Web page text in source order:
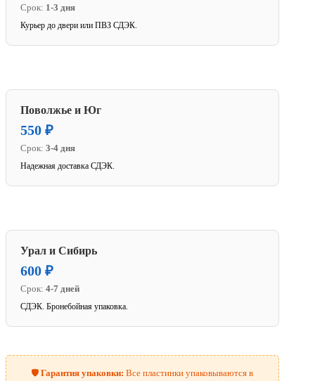
Срок: 1-3 дня
Курьер до двери или ПВЗ СДЭК.
Поволжье и Юг
550 ₽
Срок: 3-4 дня
Надежная доставка СДЭК.
Урал и Сибирь
600 ₽
Срок: 4-7 дней
СДЭК. Бронебойная упаковка.
🛡️Гарантия упаковки: Все пластинки упаковываются в